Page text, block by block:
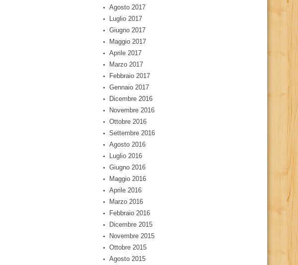
Agosto 2017
Luglio 2017
Giugno 2017
Maggio 2017
Aprile 2017
Marzo 2017
Febbraio 2017
Gennaio 2017
Dicembre 2016
Novembre 2016
Ottobre 2016
Settembre 2016
Agosto 2016
Luglio 2016
Giugno 2016
Maggio 2016
Aprile 2016
Marzo 2016
Febbraio 2016
Dicembre 2015
Novembre 2015
Ottobre 2015
Agosto 2015